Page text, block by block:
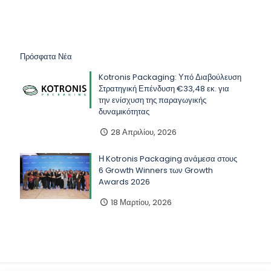
Πρόσφατα Νέα
Kotronis Packaging: Υπό Διαβούλευση
Στρατηγική Επένδυση €33,48 εκ. για
την ενίσχυση της παραγωγικής
δυναμικότητας
28 Απριλίου, 2026
Η Kotronis Packaging ανάμεσα στους
6 Growth Winners των Growth
Awards 2026
18 Μαρτίου, 2026